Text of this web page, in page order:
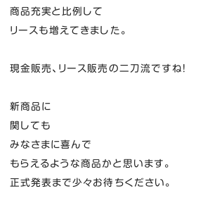
商品充実と比例して
リースも増えてきました。
現金販売、リース販売の二刀流ですね！
新商品に
関しても
みなさまに喜んで
もらえるような商品かと思います。
正式発表まで少々お待ちください。